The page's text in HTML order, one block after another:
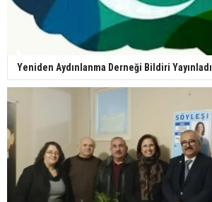
Yeniden Aydınlanma Derneği Bildiri Yayınladı